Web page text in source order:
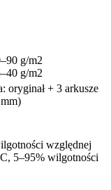
g/m2
g/m2
oryginał + 3 arkusze
względnej
5–95% wilgotności